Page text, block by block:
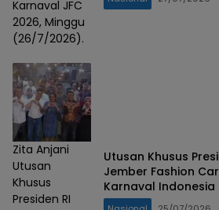
Karnaval JFC
2026, Minggu
(26/7/2026).
Zita Anjani
Utusan
Khusus
Presiden RI
Utusan Khusus
Jember Fashion
Karnaval Indonesia